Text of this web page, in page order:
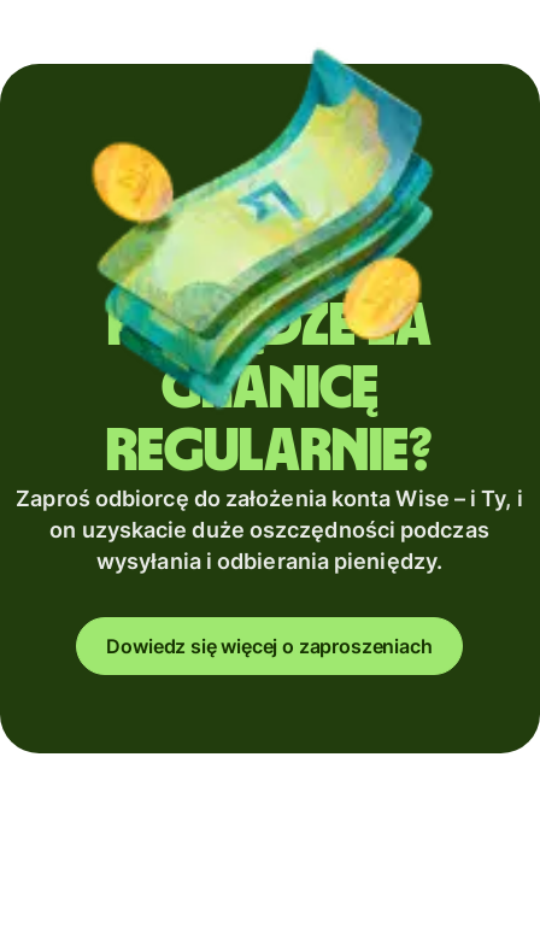
Wysyłasz
pieniądze za
granicę
regularnie?
Zaproś odbiorcę do założenia konta Wise – i Ty, i
on uzyskacie duże oszczędności podczas
wysyłania i odbierania pieniędzy.
Dowiedz się więcej o zaproszeniach